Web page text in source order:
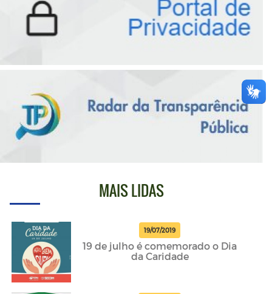
MAIS LIDAS
19/07/2019
19 de julho é comemorado o Dia
da Caridade